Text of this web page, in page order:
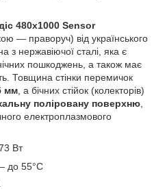
480х1000 Sensor
— праворуч) від українського
з нержавіючої сталі, яка є
пошкоджень, а також має
Товщина стінки перемичок
мм , а бічних стійок (колекторів)
поліровану поверхню
електроплазмового
Вт
до 55°C